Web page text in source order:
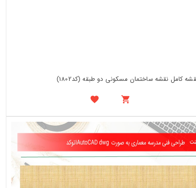
کامل نقشه ساختمان مسکونی دو طبقه (کد1802)